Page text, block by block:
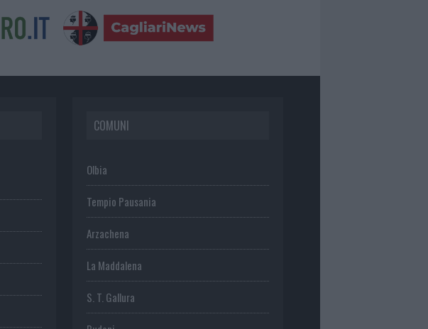
COMUNI
Olbia
Tempio Pausania
Arzachena
La Maddalena
S. T. Gallura